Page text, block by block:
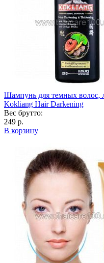
Шампунь для темных волос,
Kokliang Hair Darkening
Вес брутто:
249 р.
В корзину